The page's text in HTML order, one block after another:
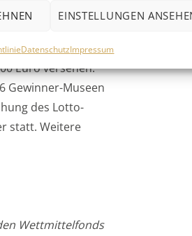
EINSTELLUNGEN
DatenschutzImpressum
Mit dem
Etwas eines
Euro versehen.
Gewinner-Museen
des Lotto-
statt. Weitere
Wettmittelfonds